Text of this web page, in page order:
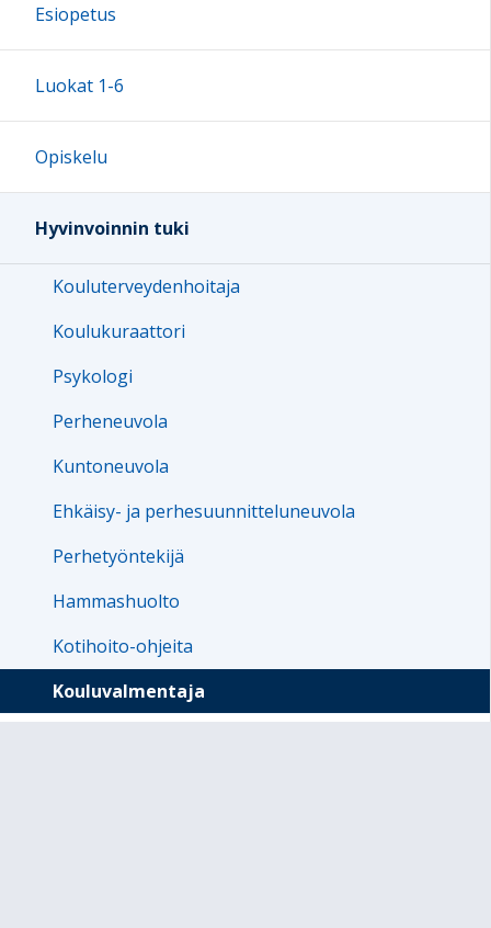
Esiopetus
Luokat 1-6
Opiskelu
Hyvinvoinnin tuki
Kouluterveydenhoitaja
Koulukuraattori
Psykologi
Perheneuvola
Kuntoneuvola
Ehkäisy- ja perhesuunnitteluneuvola
Perhetyöntekijä
Hammashuolto
Kotihoito-ohjeita
Kouluvalmentaja